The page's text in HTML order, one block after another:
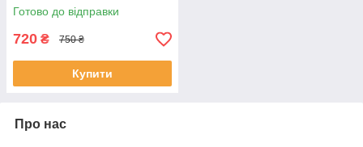
Готово до відправки
720 ₴ 750 ₴
Купити
Про нас